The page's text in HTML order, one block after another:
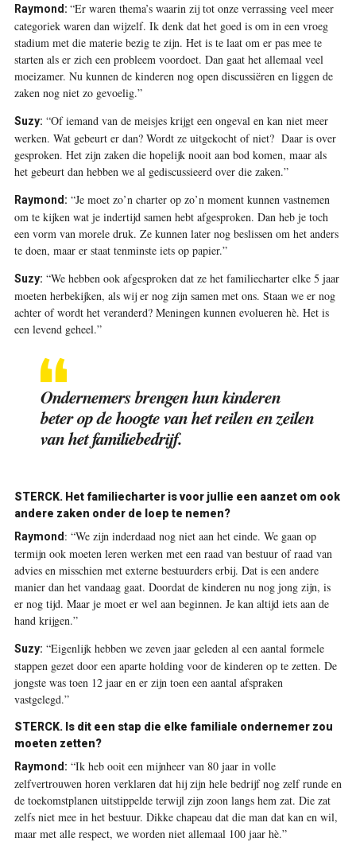
Raymond: “Er waren thema’s waarin zij tot onze verrassing veel meer
categoriek waren dan wijzelf. Ik denk dat het goed is om in een vroeg
stadium met die materie bezig te zijn. Het is te laat om er pas mee te
starten als er zich een probleem voordoet. Dan gaat het allemaal veel
moeizamer. Nu kunnen de kinderen nog open discussiëren en liggen de
zaken nog niet zo gevoelig.”
Suzy: “Of iemand van de meisjes krijgt een ongeval en kan niet meer
werken. Wat gebeurt er dan? Wordt ze uitgekocht of niet? Daar is over
gesproken. Het zijn zaken die hopelijk nooit aan bod komen, maar als
het gebeurt dan hebben we al gediscussieerd over die zaken.”
Raymond: “Je moet zo’n charter op zo’n moment kunnen vastnemen
om te kijken wat je indertijd samen hebt afgesproken. Dan heb je toch
een vorm van morele druk. Ze kunnen later nog beslissen om het anders
te doen, maar er staat tenminste iets op papier.”
Suzy: “We hebben ook afgesproken dat ze het familiecharter elke 5 jaar
moeten herbekijken, als wij er nog zijn samen met ons. Staan we er nog
achter of wordt het veranderd? Meningen kunnen evolueren hè. Het is
een levend geheel.”
Ondernemers brengen hun kinderen
beter op de hoogte van het reilen en zeilen
van het familiebedrijf.
STERCK. Het familiecharter is voor jullie een aanzet om ook
andere zaken onder de loep te nemen?
Raymond: “We zijn inderdaad nog niet aan het einde. We gaan op
termijn ook moeten leren werken met een raad van bestuur of raad van
advies en misschien met externe bestuurders erbij. Dat is een andere
manier dan het vandaag gaat. Doordat de kinderen nu nog jong zijn, is
er nog tijd. Maar je moet er wel aan beginnen. Je kan altijd iets aan de
hand krijgen.”
Suzy: “Eigenlijk hebben we zeven jaar geleden al een aantal formele
stappen gezet door een aparte holding voor de kinderen op te zetten. De
jongste was toen 12 jaar en er zijn toen een aantal afspraken
vastgelegd.”
STERCK. Is dit een stap die elke familiale ondernemer zou
moeten zetten?
Raymond: “Ik heb ooit een mijnheer van 80 jaar in volle
zelfvertrouwen horen verklaren dat hij zijn hele bedrijf nog zelf runde en
de toekomstplanen uitstippelde terwijl zijn zoon langs hem zat. Die zat
zelfs niet mee in het bestuur. Dikke chapeau dat die man dat kan en wil,
maar met alle respect, we worden niet allemaal 100 jaar hè.”